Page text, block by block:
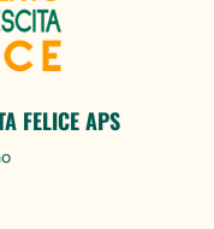
FELICE APS